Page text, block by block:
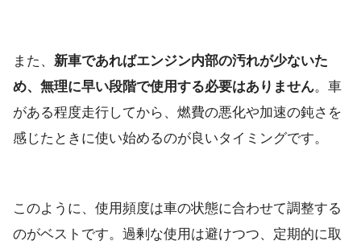
また、 新車であればエンジン内部の汚れが少ないた
め、無理に早い段階で使用する必要はありません。車
がある程度走行してから、燃費の悪化や加速の鈍さを
感じたときに使い始めるのが良いタイミングです。
このように、使用頻度は車の状態に合わせて調整する
のがベストです。過剰な使用は避けつつ、定期的に取